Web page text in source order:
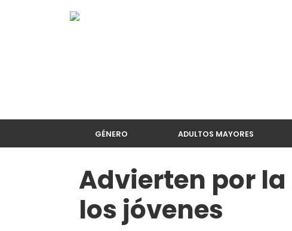
GÉNERO ADULTOS MAYORES
Advierten por
los jóvenes